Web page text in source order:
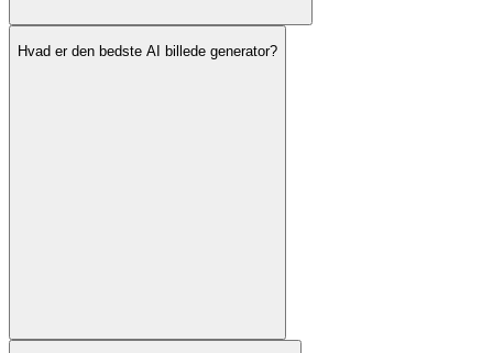
Hvad er den bedste AI billede generator?